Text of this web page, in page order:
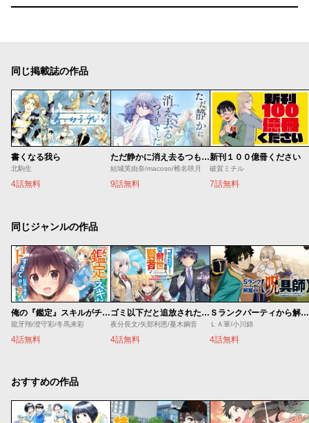
同じ掲載誌の作品
書くなる我ら
北駒生
4話無料
ただ静かに消え去るつもりでした
結城芙由奈/macoso/椎名咲月
9話無料
新刊１００億冊ください
破賀ミチル
7話無料
同じジャンルの作品
俺の『鑑定』スキルがチートすぎて
龍牙翔/澄守彩/冬馬来彩
4話無料
ゴミ以下だと追放された使用人、実は前世賢者です ～史上最強の賢者、世界最高峰の学園に通う～
夜分長文/矢部利恩/蔓木鋼音
4話無料
Ｓランクパーティから解雇された【呪具師】～『呪いのアイテム』しか作れませんが、その性能はアーティファクト級なり……！～
ＬＡ軍/小川錦
4話無料
おすすめの作品